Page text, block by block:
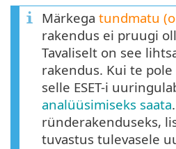
Märkega tundmatu
rakendus ei pruugi
Tavaliselt on see
rakendus. Kui te
selle ESET-i
analüüsimiseks saata
ründerakenduseks,
tuvastus tulevasele